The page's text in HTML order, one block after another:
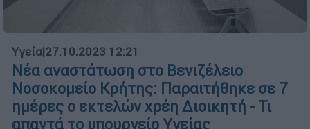
Υγεία|27.10.2023 12:21
Νέα αναστάτωση στο Βενιζέλειο
Νοσοκομείο Κρήτης: Παραιτήθηκε σε 7
ημέρες ο εκτελών χρέη Διοικητή - Τι
απαντά το υπουργείο Υγείας